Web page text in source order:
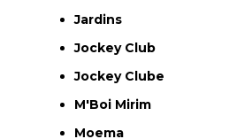
Jardins
Jockey Club
Jockey Clube
M'Boi Mirim
Moema